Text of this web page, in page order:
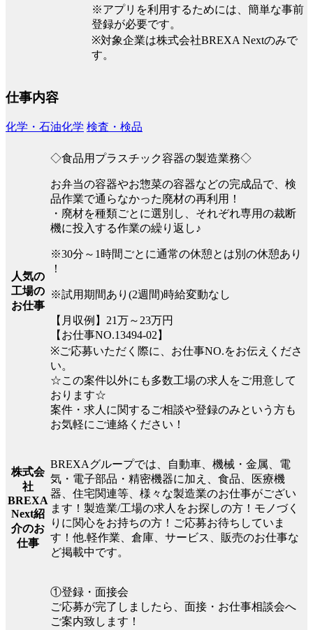
※アプリを利用するためには、簡単な事前
登録が必要です。
※対象企業は株式会社BREXA Nextのみで
す。
仕事内容
化学・石油化学 検査・検品
人気の
工場の
お仕事
◇食品用プラスチック容器の製造業務◇
お弁当の容器やお惣菜の容器などの完成品で、検
品作業で通らなかった廃材の再利用！
・廃材を種類ごとに選別し、それぞれ専用の裁断
機に投入する作業の繰り返し♪
※30分～1時間ごとに通常の休憩とは別の休憩あり
！
※試用期間あり(2週間)時給変動なし
【月収例】21万～23万円
【お仕事NO.13494-02】
※ご応募いただく際に、お仕事NO.をお伝えくださ
い。
☆この案件以外にも多数工場の求人をご用意して
おります☆
案件・求人に関するご相談や登録のみという方も
お気軽にご連絡ください！
株式会
社
BREXA
Next紹
介のお
仕事
BREXAグループでは、自動車、機械・金属、電
気・電子部品・精密機器に加え、食品、医療機
器、住宅関連等、様々な製造業のお仕事がござい
ます！製造業/工場の求人をお探しの方！モノづく
りに関心をお持ちの方！ご応募お待ちしていま
す！他.軽作業、倉庫、サービス、販売のお仕事な
ど掲載中です。
①登録・面接会
ご応募が完了しましたら、面接・お仕事相談会へ
ご案内致します！